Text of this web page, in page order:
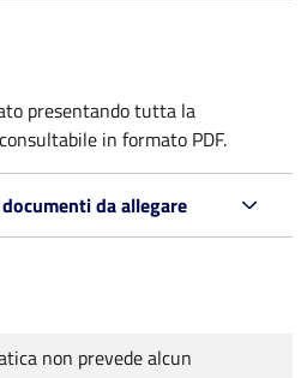
presentando tutta la
in formato PDF.
da allegare
non prevede alcun